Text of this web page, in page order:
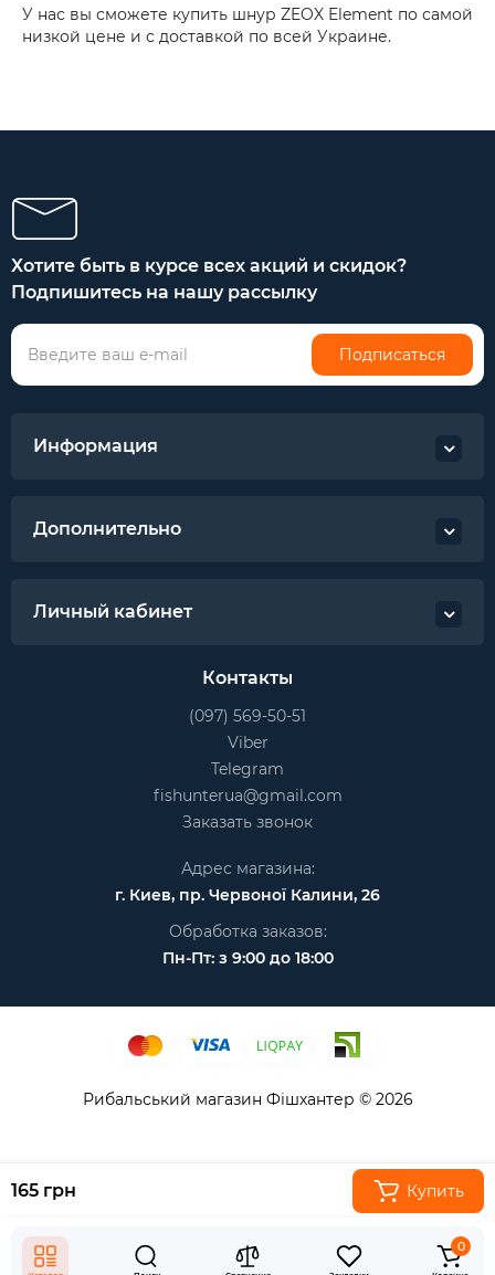
0
У нас вы сможете купить шнур ZEOX Element по самой
низкой цене и с доставкой по всей Украине.
165 грн Купить
Хотите быть в курсе всех акций и скидок?
Подпишитесь на нашу рассылку
Подписаться
Информация
Дополнительно
Личный кабинет
Контакты
(097) 569-50-51
Viber
Telegram
fishunterua@gmail.com
Заказать звонок
Адрес магазина:
г. Киев, пр. Червоної Калини, 26
Обработка заказов:
Пн-Пт: з 9:00 до 18:00
Рибальський магазин Фішхантер © 2026